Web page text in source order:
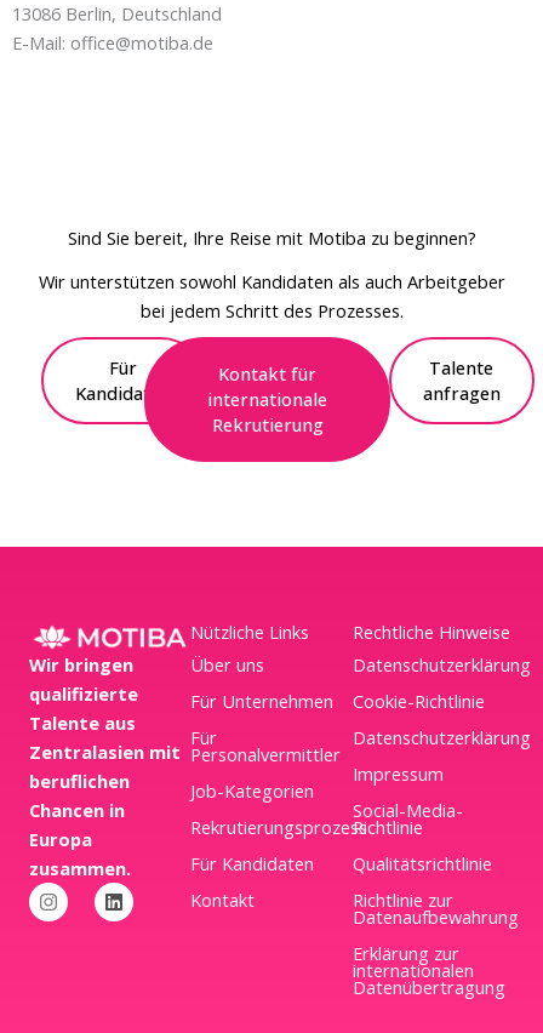
13086 Berlin, Deutschland
E-Mail: office@motiba.de
Sind Sie bereit, Ihre Reise mit Motiba zu beginnen?
Wir unterstützen sowohl Kandidaten als auch Arbeitgeber
bei jedem Schritt des Prozesses.
Für
Kandidaten
Kontakt für
internationale
Rekrutierung
Talente
anfragen
Wir bringen
qualifizierte
Talente aus
Zentralasien mit
beruflichen
Chancen in
Europa
zusammen.
I
n
s
L
i
n
Nützliche Links
Über uns
Für Unternehmen
Für
Personalvermittler
Job-Kategorien
Rekrutierungsprozess
Für Kandidaten
Kontakt
Rechtliche Hinweise
Datenschutzerklärung
Cookie-Richtlinie
Datenschutzerklärung
Impressum
Social-Media-
Richtlinie
Qualitätsrichtlinie
Richtlinie zur
Datenaufbewahrung
Erklärung zur
internationalen
Datenübertragung
Tiếng Việt